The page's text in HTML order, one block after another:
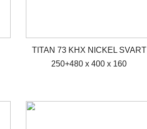
TITAN 73 KHX NICKEL SVART
250+480 x 400 x 160